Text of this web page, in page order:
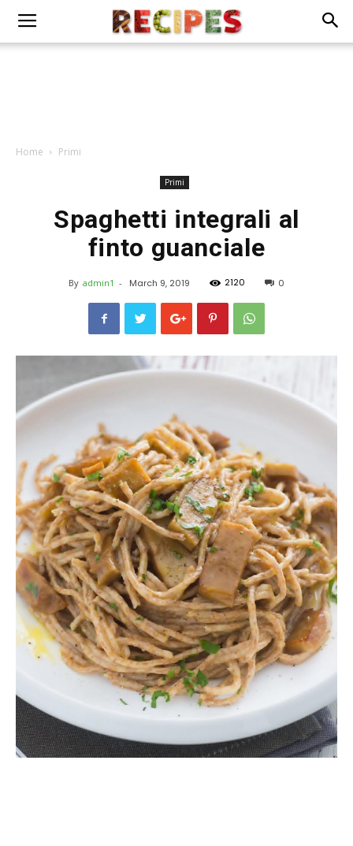
Home Primi
Primi
Spaghetti integrali al
finto guanciale
By admin1 - March 9, 2019 2120 0